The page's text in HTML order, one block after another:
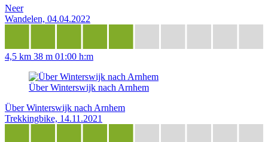
Neer
Wandelen, 04.04.2022
4,5 km 38 m 01:00 h:m
Über Winterswijk nach Arnhem
Über Winterswijk nach Arnhem
Trekkingbike, 14.11.2021